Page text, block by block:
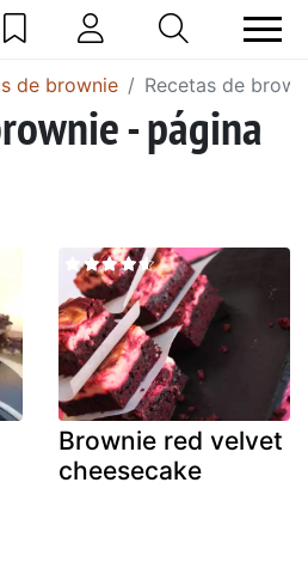
de brownie Recetas de
- página
Brownie red velvet
cheesecake